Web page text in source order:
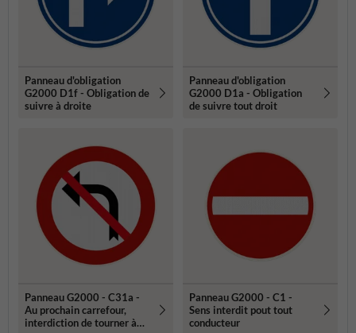
Panneau d'obligation
G2000 D1f - Obligation de
suivre à droite
Panneau d'obligation
G2000 D1a - Obligation
de suivre tout droit
Panneau G2000 - C31a -
Au prochain carrefour,
interdiction de tourner à
Panneau G2000 - C1 -
Sens interdit pout tout
conducteur